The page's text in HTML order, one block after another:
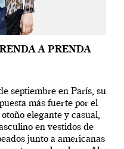
A PRENDA
septiembre en París, su
más fuerte por el
elegante y casual,
en vestidos de
junto a americanas